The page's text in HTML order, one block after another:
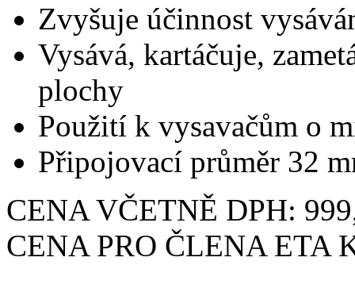
Zvyšuje účinnost
Vysává, kartáčuje,
plochy
Použití k vysavačům o
Připojovací průměr 32
CENA VČETNĚ DPH:
CENA PRO ČLENA ETA